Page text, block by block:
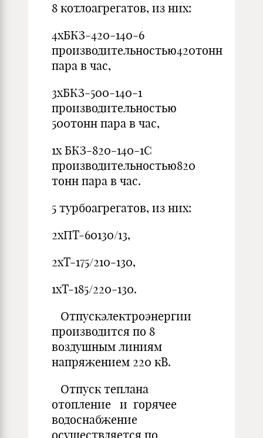
8 котлоагрегатов, из них:
4хБКЗ-420-140-6
производительностью420тонн
пара в час,
3хБКЗ-500-140-1
производительностью
500тонн пара в час,
1х БКЗ-820-140-1С
производительностью820
тонн пара в час.
5 турбоагрегатов, из них:
2хПТ-60130/13,
2хТ-175/210-130,
1хТ-185/220-130.
Отпускэлектроэнергии
производится по 8
воздушным линиям
напряжением 220 кВ.
Отпуск теплана
отопление и горячее
водоснабжение
осуществляется по